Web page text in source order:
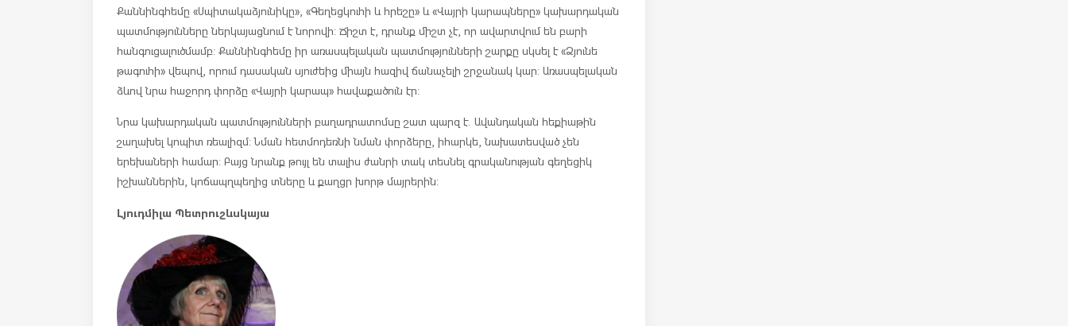
Քաննինգհեմը «Սպիտակաձյունիկը», «Գեղեցկուհի և հրեշը» և «Վայրի կարապները» կախարդական
պատմությունները ներկայացնում է նորովի: Ճիշտ է, դրանք միշտ չէ, որ ավարտվում են բարի
հանգուցալուծմամբ: Քաննինգհեմը իր առասպելական պատմությունների շարքը սկսել է «Ձյունե
թագուհի» վեպով, որում դասական սյուժեից միայն հազիվ ճանաչելի շրջանակ կար: Առասպելական
ձևով նրա հաջորդ փորձը «Վայրի կարապ» հավաքածուն էր:
Նրա կախարդական պատմությունների բաղադրատոմսը շատ պարզ է. Ավանդական հեքիաթին
շաղախել կոպիտ ռեալիզմ: Նման հետմոդեռնի նման փորձերը, իհարկե, նախատեսված չեն
երեխաների համար: Բայց նրանք թույլ են տալիս ժանրի տակ տեսնել գրականության գեղեցիկ
իշխաններին, կոճապղպեղից տները և քաղցր խորթ մայրերին:
Լյուդմիլա Պետրուշևսկայա